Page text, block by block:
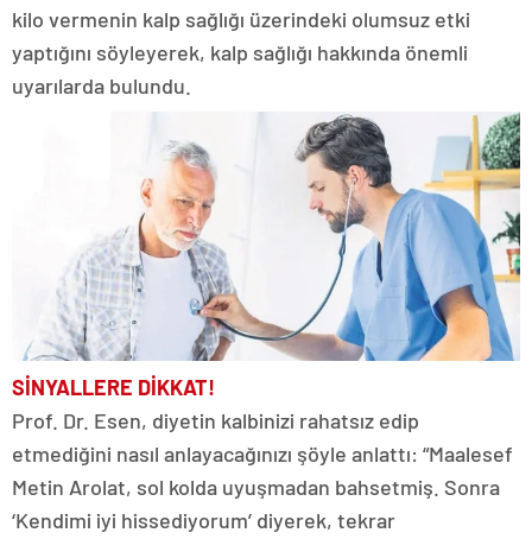
kilo vermenin kalp sağlığı üzerindeki olumsuz etki
yaptığını söyleyerek, kalp sağlığı hakkında önemli
uyarılarda bulundu.
SİNYALLERE DİKKAT!
Prof. Dr. Esen, diyetin kalbinizi rahatsız edip
etmediğini nasıl anlayacağınızı şöyle anlattı: “Maalesef
Metin Arolat, sol kolda uyuşmadan bahsetmiş. Sonra
‘Kendimi iyi hissediyorum’ diyerek, tekrar